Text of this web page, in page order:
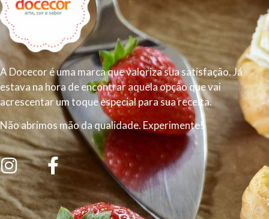
A Docecor é uma marca que valoriza sua satisfação. Já
estava na hora de encontrar aquela opção que vai
acrescentar um toque especial para sua receita.
Não abrimos mão da qualidade. Experimente!